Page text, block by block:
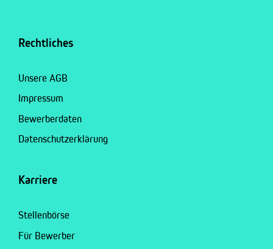
Rechtliches
Unsere AGB
Impressum
Bewerberdaten
Datenschutzerklärung
Karriere
Stellenbörse
Für Bewerber